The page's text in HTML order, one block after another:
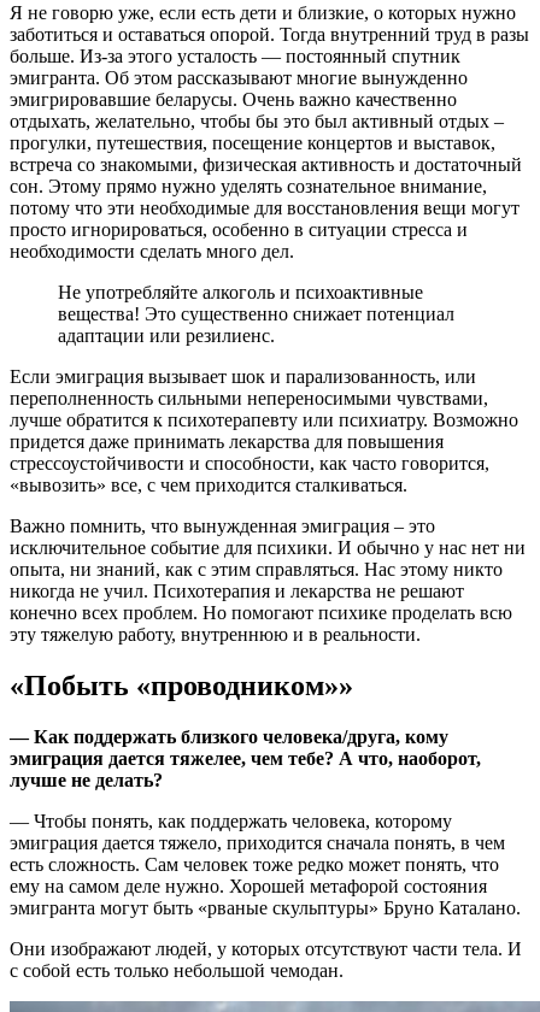
Я не говорю уже, если есть дети и близкие, о которых нужно
заботиться и оставаться опорой. Тогда внутренний труд в разы
больше. Из-за этого усталость — постоянный спутник
эмигранта. Об этом рассказывают многие вынужденно
эмигрировавшие беларусы. Очень важно качественно
отдыхать, желательно, чтобы бы это был активный отдых –
прогулки, путешествия, посещение концертов и выставок,
встреча со знакомыми, физическая активность и достаточный
сон. Этому прямо нужно уделять сознательное внимание,
потому что эти необходимые для восстановления вещи могут
просто игнорироваться, особенно в ситуации стресса и
необходимости сделать много дел.
Не употребляйте алкоголь и психоактивные
вещества! Это существенно снижает потенциал
адаптации или резилиенс.
Если эмиграция вызывает шок и парализованность, или
переполненность сильными непереносимыми чувствами,
лучше обратится к психотерапевту или психиатру. Возможно
придется даже принимать лекарства для повышения
стрессоустойчивости и способности, как часто говорится,
«вывозить» все, с чем приходится сталкиваться.
Важно помнить, что вынужденная эмиграция – это
исключительное событие для психики. И обычно у нас нет ни
опыта, ни знаний, как с этим справляться. Нас этому никто
никогда не учил. Психотерапия и лекарства не решают
конечно всех проблем. Но помогают психике проделать всю
эту тяжелую работу, внутреннюю и в реальности.
«Побыть «проводником»»
— Как поддержать близкого человека/друга, кому
эмиграция дается тяжелее, чем тебе? А что, наоборот,
лучше не делать?
— Чтобы понять, как поддержать человека, которому
эмиграция дается тяжело, приходится сначала понять, в чем
есть сложность. Сам человек тоже редко может понять, что
ему на самом деле нужно. Хорошей метафорой состояния
эмигранта могут быть «рваные скульптуры» Бруно Каталано.
Они изображают людей, у которых отсутствуют части тела. И
с собой есть только небольшой чемодан.